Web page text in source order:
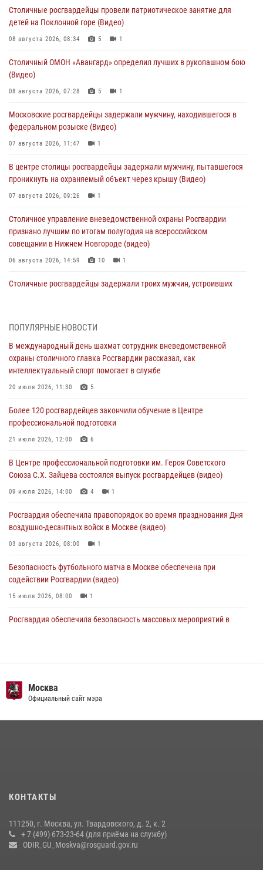
Столичные росгвардейцы провели патриотическое занятие для
детей на Поклонной горе (Видео)
08 августа 2026, 08:34 5 1
Столичный ОМОН «Авангард» определил лучших в рукопашном бою
(Видео)
08 августа 2026, 07:28 5 1
Московские росгвардейцы задержали мужчину, находившегося в
федеральном розыске (Видео)
07 августа 2026, 11:47 1
В центре столицы росгвардейцы задержали мужчину, пытавшегося
проникнуть на охраняемый объект через крышу (Видео)
07 августа 2026, 09:26 1
Столичное управление вневедомственной охраны Росгвардии
признано лучшим по итогам полугодия на всероссийском
совещании в Нижнем Новгороде (видео)
06 августа 2026, 14:59 10 1
Столичные росгвардейцы задержали троих мужчин, устроивших
матче в Москве обеспечила Росгвардия (видео)
06 августа 2026, 08:30
Столичные росгвардейцы задержали мужчину, устроившего дебош
05 августа 2026, 12:39
Московские росгвардейцы обеспечили безопасность проведения
05 августа 2026, 12:35
Делегация МВД Республики Беларусь ознакомилась с передовыми
04 августа 2026, 18:16 5
ПОПУЛЯРНЫЕ НОВОСТИ
В международный день шахмат сотрудник вневедомственной
охраны столичного главка Росгвардии рассказал, как
интеллектуальный спорт помогает в службе
20 июля 2026, 11:30 5
Более 120 росгвардейцев закончили обучение в Центре
профессиональной подготовки
21 июля 2026, 12:00 6
В Центре профессиональной подготовки им. Героя Советского
Союза С.Х. Зайцева состоялся выпуск росгвардейцев (видео)
09 июля 2026, 14:00 4 1
Росгвардия обеспечила правопорядок во время празднования Дня
воздушно-десантных войск в Москве (видео)
03 августа 2026, 08:00 1
Безопасность футбольного матча в Москве обеспечена при
содействии Росгвардии (видео)
15 июля 2026, 08:00 1
Росгвардия обеспечила безопасность массовых мероприятий в
чемпионат по самбо (виео)
15 июля 2026, 14:00 8
матче в Москве обеспечила Росгвардия (видео)
Росгвардецы проверили места массового пребывания молодежи в
Москва
Официальный сайт мэра
КОНТАКТЫ
111250, г. Москва, ул. Твардовского, д. 2, к. 2
+ 7 (499) 673-23-64 (для приёма на службу)
ODIR_GU_Moskva@rosguard.gov.ru